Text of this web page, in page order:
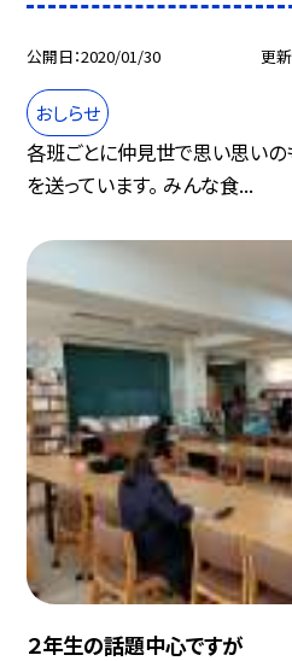
公開日 2020/01/30 更
おしらせ
各班ごとに仲見世で思い思いの
を送っています。 みんな食...
２年生の話題中心ですが